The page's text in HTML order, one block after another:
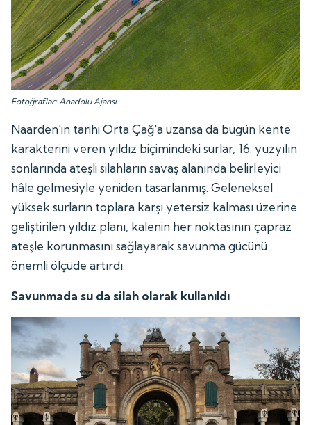
Fotoğraflar: Anadolu Ajansı
Naarden'in tarihi Orta Çağ'a uzansa da bugün kente
karakterini veren yıldız biçimindeki surlar, 16. yüzyılın
sonlarında ateşli silahların savaş alanında belirleyici
hâle gelmesiyle yeniden tasarlanmış. Geleneksel
yüksek surların toplara karşı yetersiz kalması üzerine
geliştirilen yıldız planı, kalenin her noktasının çapraz
ateşle korunmasını sağlayarak savunma gücünü
önemli ölçüde artırdı.
Savunmada su da silah olarak kullanıldı